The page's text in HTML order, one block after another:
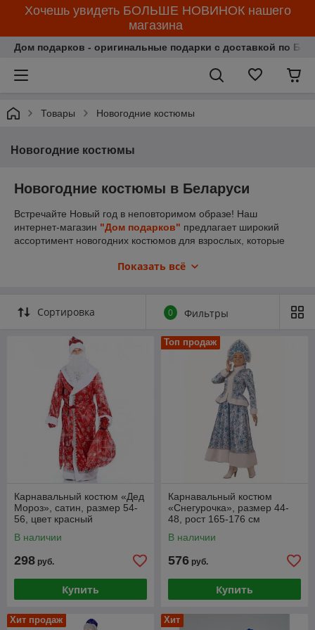
Хочешь увидеть БОЛЬШЕ НОВИНОК нашего
магазина
Дом подарков - оригинальные подарки с доставкой по
Товары Новогодние костюмы
Новогодние костюмы
Новогодние костюмы в Беларуси
Встречайте Новый год в неповторимом образе! Наш
интернет-магазин "Дом подарков" предлагает широкий
ассортимент новогодних костюмов для взрослых, которые
волшебства. Если вы хотите почувствовать себя частью
нужно. В нашем каталоге представлены костюмы Деда
Мороза и Снегурочки.
Карнаваль
костюмы
на Новый
год для
взрослых
Новогодние
уникальную
атмосферу
праздника и
дарят море
эмоций и
впечатлений.
В нашем магазине вы найдете карнавальные наряды для
разных типов мероприятий, от корпоративов до домашнего
празднования. Мы предлагаем:
Костюм Деда Мороза– костюмы выполнены из
роскошных тканей с отделкой, а традиционные
Показать всё
Сортировка 0 Фильтры
Карнавальный костюм «Дед
Мороз», сатин, размер 54-
56, цвет красный
В наличии
298 руб.
Купить
Топ продаж
Карнавальный костюм
«Снегурочка», размер 44-
48, рост 165-176 см
В наличии
576 руб.
Купить
Хит продаж Хит